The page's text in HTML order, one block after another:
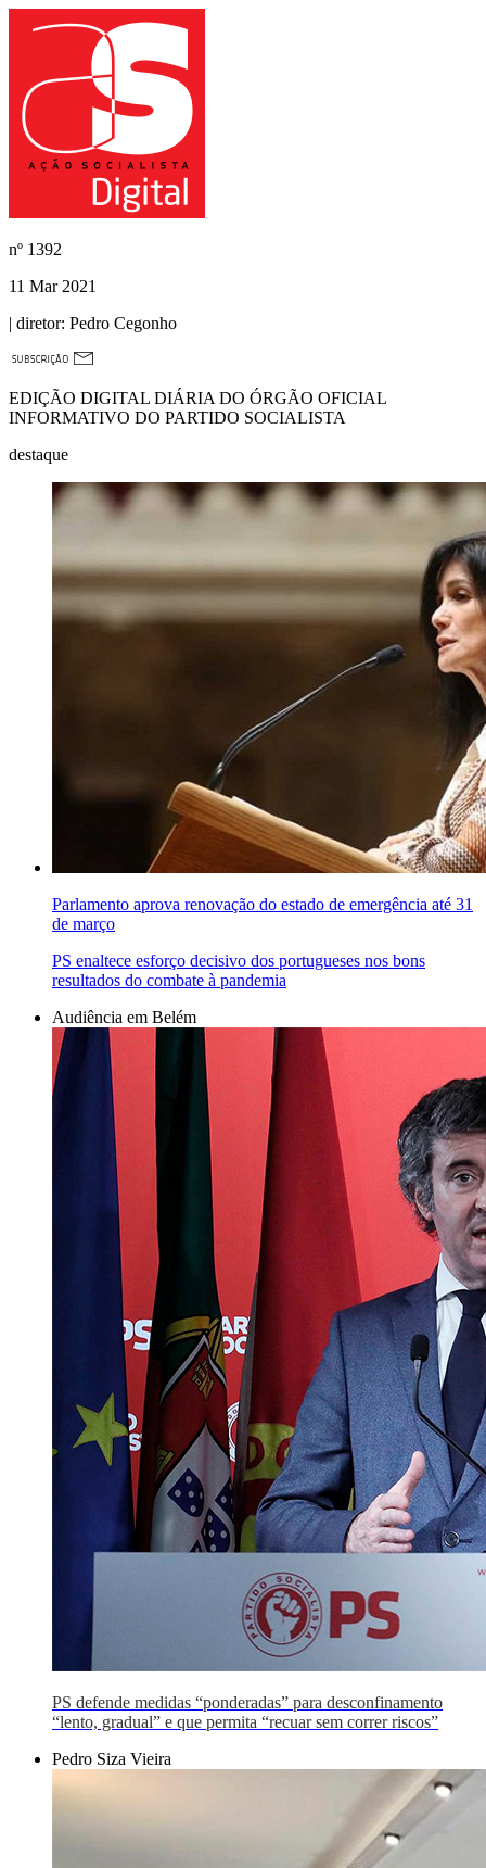
nº 1392
11 Mar 2021
| diretor: Pedro Cegonho
EDIÇÃO DIGITAL DIÁRIA DO ÓRGÃO OFICIAL
INFORMATIVO DO PARTIDO SOCIALISTA
destaque
Parlamento aprova renovação do estado de emergência até 31
de março
PS enaltece esforço decisivo dos portugueses nos bons
resultados do combate à pandemia
Audiência em Belém
PS defende medidas “ponderadas” para desconfinamento
“lento, gradual” e que permita “recuar sem correr riscos”
Pedro Siza Vieira